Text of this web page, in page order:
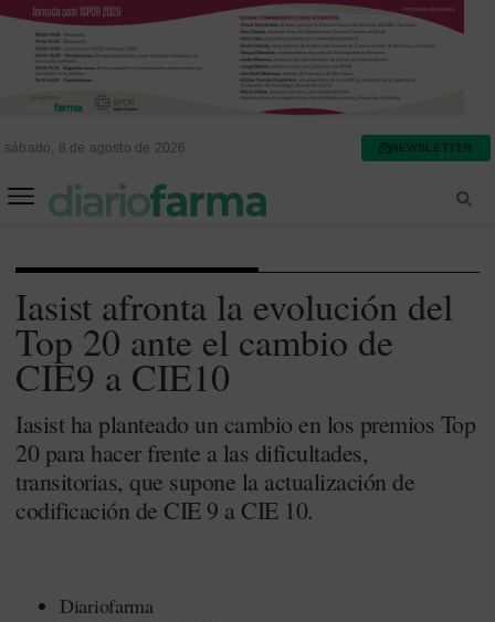
sábado, 8 de agosto de 2026 NEWSLETTER
Iasist afronta la evolución del
Top 20 ante el cambio de
CIE9 a CIE10
Iasist ha planteado un cambio en los premios Top
20 para hacer frente a las dificultades,
transitorias, que supone la actualización de
codificación de CIE 9 a CIE 10.
Diariofarma